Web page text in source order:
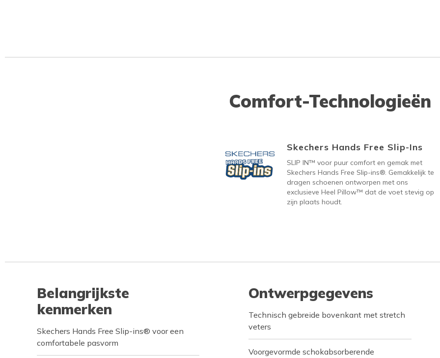
Comfort-Technologieën
Skechers Hands Free Slip-Ins
SLIP IN™ voor puur comfort en gemak met
Skechers Hands Free Slip-ins®. Gemakkelijk te
dragen schoenen ontworpen met ons
exclusieve Heel Pillow™ dat de voet stevig op
zijn plaats houdt.
Belangrijkste
kenmerken
Skechers Hands Free Slip-ins® voor een
comfortabele pasvorm
Ontwerpgegevens
Technisch gebreide bovenkant met stretch
veters
Voorgevormde schokabsorberende